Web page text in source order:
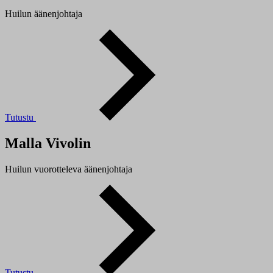
Huilun äänenjohtaja
Tutustu
Malla Vivolin
Huilun vuorotteleva äänenjohtaja